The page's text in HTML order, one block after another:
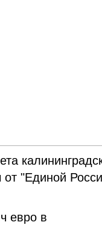
"Единой
евро в